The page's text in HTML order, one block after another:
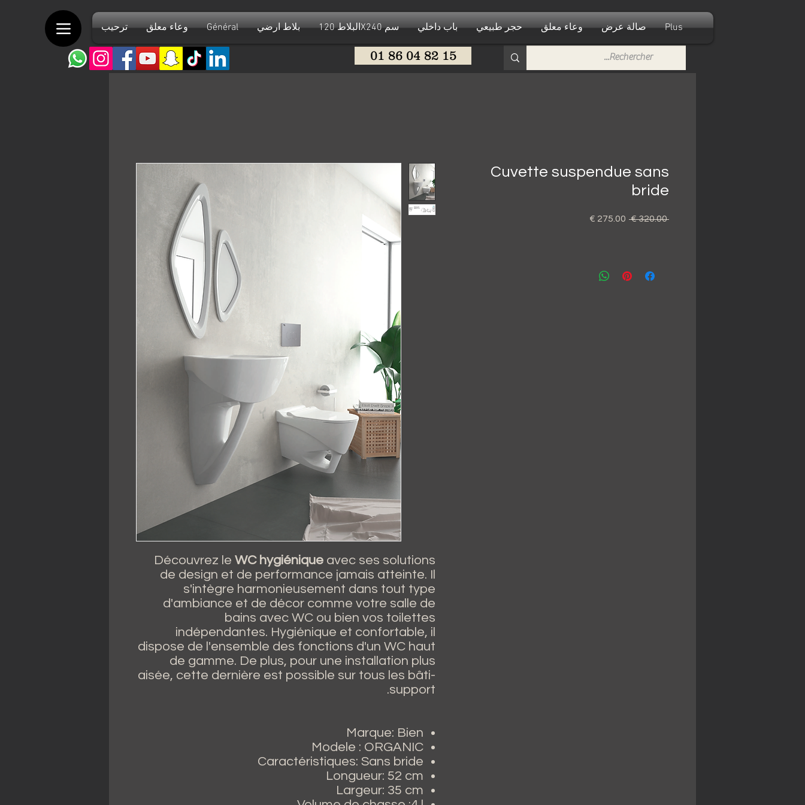
ترحيب وعاء معلق Général بلاط ارضي البلاط 120X240 سم باب داخلي حجر طبيعي وعاء معلق صالة عرض Plus
01 86 04 82 15
Découvrez le WC hygiénique avec ses solutions
de design et de performance jamais atteinte. Il
s'intègre harmonieusement dans tout type
d'ambiance et de décor comme votre salle de
bains avec WC ou bien vos toilettes
indépendantes. Hygiénique et confortable, il
dispose de l'ensemble des fonctions d'un WC haut
de gamme. De plus, pour une installation plus
aisée, cette dernière est possible sur tous les bâti-
support.
Marque: Bien
Modele : ORGANIC
Caractéristiques: Sans bride
Longueur: 52 cm
Largeur: 35 cm
Cuvette suspendue sans
bride
‏320.00 €
سعر